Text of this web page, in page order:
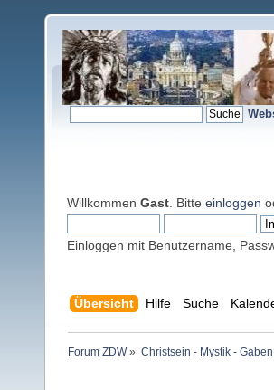
Willkommen Gast . Bitte einloggen
Einloggen mit Benutzername,
Übersicht Hilfe Suche
Forum ZDW» Christsein - Mystik -